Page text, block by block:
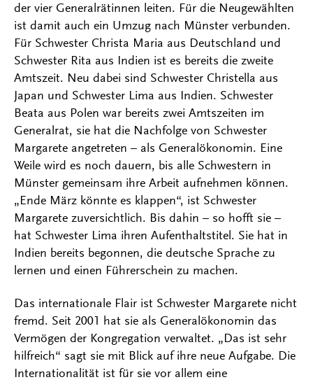
der vier Generalrätinnen leiten. Für die Neugewählten
ist damit auch ein Umzug nach Münster verbunden.
Für Schwester Christa Maria aus Deutschland und
Schwester Rita aus Indien ist es bereits die zweite
Amtszeit. Neu dabei sind Schwester Christella aus
Japan und Schwester Lima aus Indien. Schwester
Beata aus Polen war bereits zwei Amtszeiten im
Generalrat, sie hat die Nachfolge von Schwester
Margarete angetreten – als Generalökonomin. Eine
Weile wird es noch dauern, bis alle Schwestern in
Münster gemeinsam ihre Arbeit aufnehmen können.
„Ende März könnte es klappen“, ist Schwester
Margarete zuversichtlich. Bis dahin – so hofft sie –
hat Schwester Lima ihren Aufenthaltstitel. Sie hat in
Indien bereits begonnen, die deutsche Sprache zu
lernen und einen Führerschein zu machen.
Das internationale Flair ist Schwester Margarete nicht
fremd. Seit 2001 hat sie als Generalökonomin das
Vermögen der Kongregation verwaltet. „Das ist sehr
hilfreich“ sagt sie mit Blick auf ihre neue Aufgabe. Die
Internationalität ist für sie vor allem eine